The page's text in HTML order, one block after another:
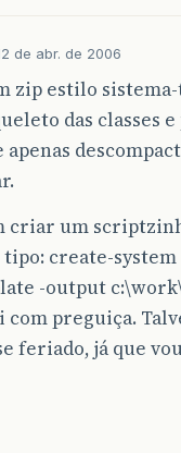
de abr. de 2006
zip estilo
das classes e
apenas
criar um
tipo: create-
-output
com preguiça.
feriado, já que